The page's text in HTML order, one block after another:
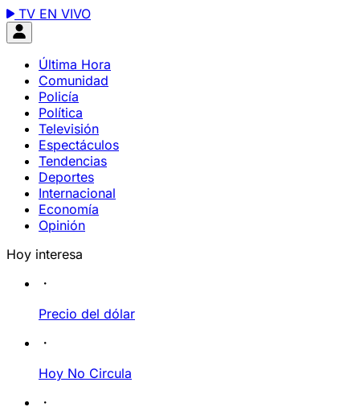
TV EN VIVO
Última Hora
Comunidad
Policía
Política
Televisión
Espectáculos
Tendencias
Deportes
Internacional
Economía
Opinión
Hoy interesa
Precio del dólar
Hoy No Circula